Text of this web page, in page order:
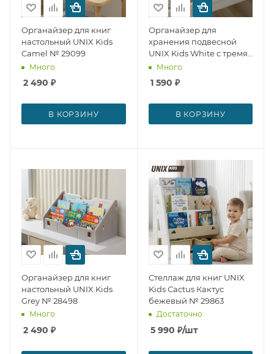
Органайзер для книг
настольный UNIX Kids
Camel № 29099
Много
2 490 ₽
В КОРЗИНУ
Органайзер для
хранения подвесной
UNIX Kids White с тремя
отделениями
Много
1 590 ₽
В КОРЗИНУ
Органайзер для книг
настольный UNIX Kids
Grey № 28498
Много
2 490 ₽
Стеллаж для книг UNIX
Kids Сactus Кактус
бежевый № 29863
Достаточно
5 990 ₽/шт